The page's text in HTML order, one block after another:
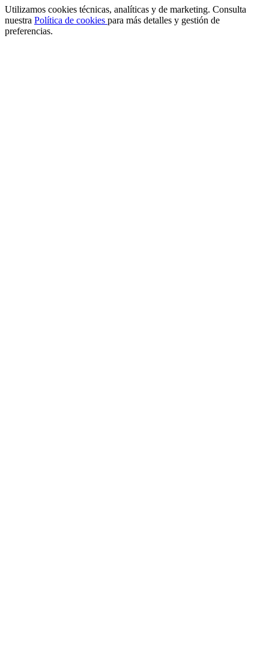
Utilizamos cookies técnicas, analíticas y de marketing. Consulta
nuestra Política de cookies para más detalles y gestión de
preferencias.